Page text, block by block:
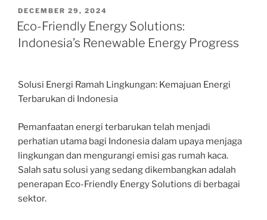
POSTED
ON
DECEMBER 29, 2024
Eco-Friendly Energy Solutions:
Indonesia’s Renewable Energy Progress
Solusi Energi Ramah Lingkungan: Kemajuan Energi
Terbarukan di Indonesia
Pemanfaatan energi terbarukan telah menjadi
perhatian utama bagi Indonesia dalam upaya menjaga
lingkungan dan mengurangi emisi gas rumah kaca.
Salah satu solusi yang sedang dikembangkan adalah
penerapan Eco-Friendly Energy Solutions di berbagai
sektor.